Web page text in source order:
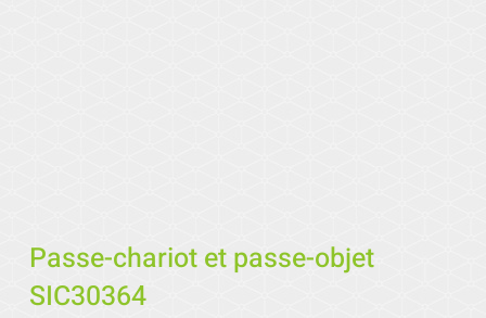
Passe-chariot et passe-objet
SIC30364